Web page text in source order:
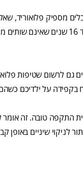
מספיק פלואוריד,
מתאימים לילדים בגילאי 6
גם לרשום שטיפות
על ילדיכם
התקפה טובה. זה אומר
לניקוי שיניים באופן